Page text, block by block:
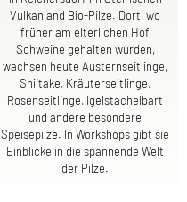
Vulkanland Bio-Pilze. Dort, wo
früher am elterlichen Hof
Schweine gehalten wurden,
wachsen heute Austernseitlinge,
Shiitake, Kräuterseitlinge,
Rosenseitlinge, Igelstachelbart
und andere besondere
Speisepilze. In Workshops gibt sie
Einblicke in die spannende Welt
der Pilze.